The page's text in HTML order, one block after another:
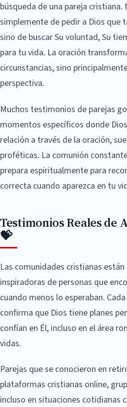
búsqueda de una pareja cristiana.
simplemente de pedir a Dios que
sino de buscar Su voluntad, Su
para tu vida. La oración
circunstancias, sino
perspectiva.
Muchos testimonios de parejas
momentos específicos donde
relación a través de la oración,
proféticas. La comunión
prepara espiritualmente para
correcta cuando aparezca en tu
Testimonios Reales de
💝
Las comunidades cristianas
inspiradoras de personas que
cuando menos lo esperaban.
confirma que Dios tiene planes
confían en Él, incluso en el área
vidas.
Parejas que se conocieron en
plataformas cristianas online,
incluso en situaciones cotidianas